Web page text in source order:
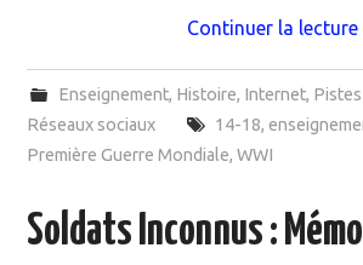
Continuer la lecture
Enseignement, Histoire, Internet,
Réseaux sociaux
14-18,
Première Guerre Mondiale,WWI
Soldats Inconnus :